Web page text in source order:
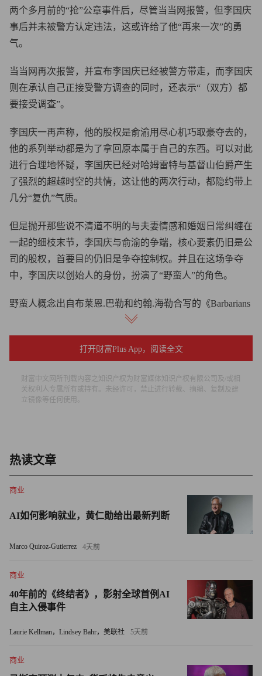
两个多月前的“抢”公章事件后，尽管当当网报警，但李国庆
事后并未被警方认定违法，这或许给了他“再来一次”的勇
气。
当当网再次报警，并宣布李国庆已经被警方带走，而李国庆
则在承认自己正接受警方调查的同时，还表示“（双方）都
要接受调查”。
李国庆一再声称，他的股权是俞渝用尽心机巧取豪夺去的，
他的系列举动都是为了拿回原本属于自己的东西。可以对此
进行合理地怀疑，李国庆已经对哈姆雷特与基督山伯爵产生
了强烈的超越时空的共情，这让他的两次行动，都隐约带上
几分“复仇”气质。
但是抛开那些说不清道不明的与夫妻情感和婚姻日常纠缠在
一起的细枝末节，李国庆与俞渝的争端，核心要素仍旧是公
司的股权，首要目的仍旧是争夺控制权。并且在这场争夺
中，李国庆以创始人的身份，扮演了“野蛮人”的角色。
野蛮人概念出自布莱恩.巴勒和约翰.海勒合写的《Barbarians
at the Gate: The Fall of RJR Nabisco》，中文译名为《门口的
野蛮人：RJR纳贝斯克的陨落》。这本书记录了1988年美国
第二大烟草公司RJR融资收购饼干生产商Nabisco的交易。这
的律师以及媒体阵容超乎想象之外，收购案背后的故事中充
满着的中国旧时代宫廷气息的各种串通，倾轧，钻营，背
举债来筹措资金，以小博大，老鼠吞掉大象，同时无视标的
动用杠杆和充满恶意，是最初判定野蛮人的两大标准。随着
经济发展与商业社会成熟，中国也出现了“野蛮人”。
黄光裕入狱前将国美托付给陈晓，期待他成为自己缺席时的
起了挑战黄光裕对国美控制权的战争。那时的陈晓虽然还是
更多地被称为“野心家”，却也具备了“野蛮人”的初始形态。
2015年，中国A股市场历史上规模最大的一场公司并购与反
铁成为万科第一大股东才得以终结。这一事件中，宝能系和
打开财富Plus App，阅读全文
财富中文网所刊载内容之知识产权为财富媒体知识产权有限公司及/或相
关权利人专属所有或持有。未经许可，禁止进行转载、摘编、复制及建
立镜像等任何使用。
热读文章
商业
AI如何影响就业，黄仁勋给出最新判断
Marco Quiroz-Gutierrez 4天前
商业
40年前的《终结者》，影射全球首例AI
自主入侵事件
Laurie Kellman，Lindsey Bahr，美联社 5天前
商业